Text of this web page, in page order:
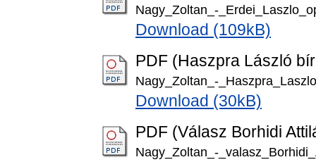
Nagy_Zoltan_-
Download (109kB)
PDF (Haszpra László
Nagy_Zoltan_-
Download (30kB)
PDF (Válasz Borhidi
Nagy_Zoltan_-